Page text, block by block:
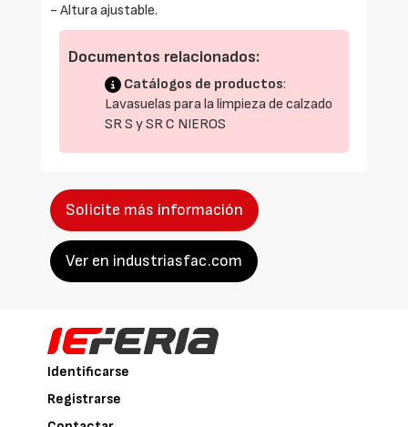
- Altura ajustable.
Documentos relacionados:
Catálogos de productos:
Lavasuelas para la limpieza de calzado
SR S y SR C NIEROS
Solicite más información
Ver en industriasfac.com
Identificarse
Registrarse